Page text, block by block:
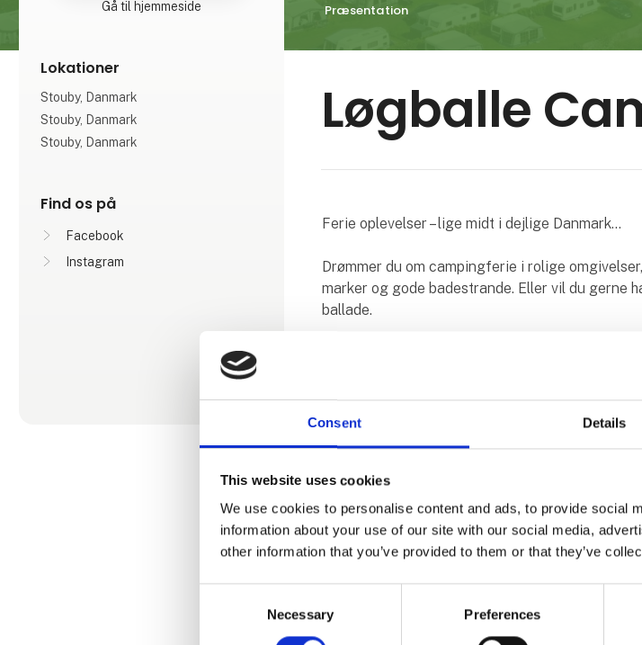
Consent Details
This website uses cookies
We use cookies to personalise content and ads, to provide social
information about your use of our site with our social media,
other information that you’ve provided to them or that they’ve
Necessary Preferences
Præsentation
Gå til hjemmeside
Lokationer
Stouby, Danmark
Stouby, Danmark
Stouby, Danmark
Find os på
Facebook
Instagram
Løgballe
Ferie oplevelser – lige midt i dejlige Danmark…
Drømmer du om campingferie i rolige
marker og gode badestrande. Eller vil du gerne
ballade.
Løgballe Camping er beliggende i det
tæt på Vejle Fjord.
Hvad med at køre om kap på vores
så har vi en dejlig udendørs opvarmet udendørs
slush ice fra vores kiosk.